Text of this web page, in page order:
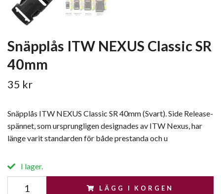
Snäpplås ITW NEXUS Classic SR
40mm
35 kr
Snäpplås ITW NEXUS Classic SR 40mm (Svart). Side Release-
spännet, som ursprungligen designades av ITW Nexus, har
länge varit standarden för både prestanda och u
I lager.
LÄGG I KORGEN